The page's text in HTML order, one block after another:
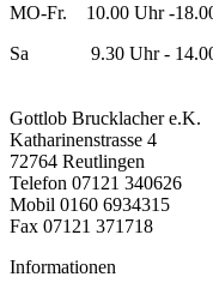
MO-Fr. 10.00 Uhr -
Sa 9.30 Uhr -
Gottlob Brucklacher e.K.
Katharinenstrasse 4
72764 Reutlingen
Telefon 07121 340626
Mobil 0160 6934315
Fax 07121 371718
Informationen